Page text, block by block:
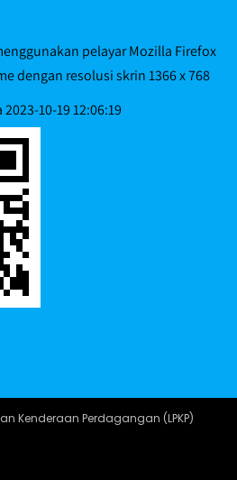
pelayar Mozilla Firefox
dengan resolusi skrin 1366 x 768
10-19 12:06:19
Kenderaan Perdagangan (LPKP)